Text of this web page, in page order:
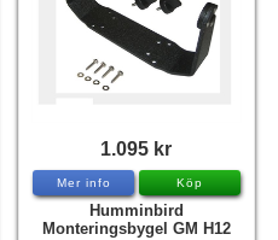
1.095 kr
Mer info Köp
Humminbird
Monteringsbygel GM H12